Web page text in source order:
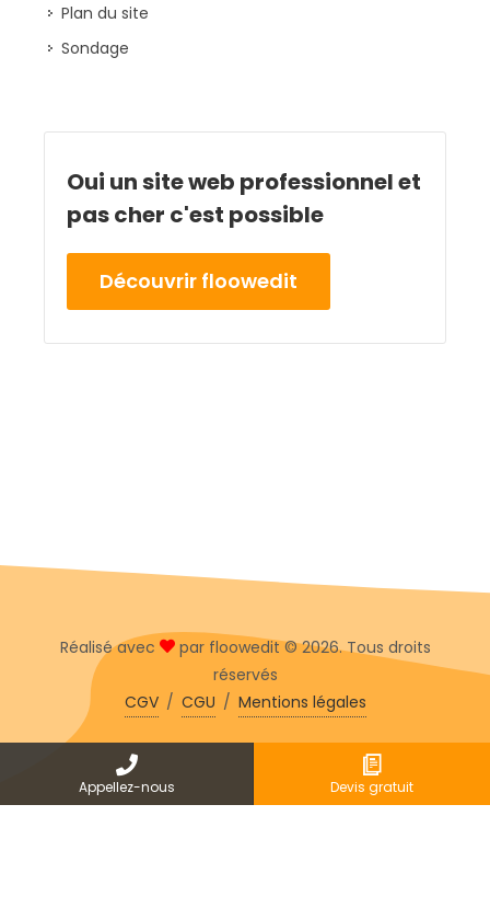
Plan du site
Sondage
Oui un site web professionnelet
pas cher c'est possible
Découvrir floowedit
Réalisé avec
par floowedit © 2026. Tous droits
réservés
CGV / CGU / Mentions légales
Appellez-nous Devis gratuit